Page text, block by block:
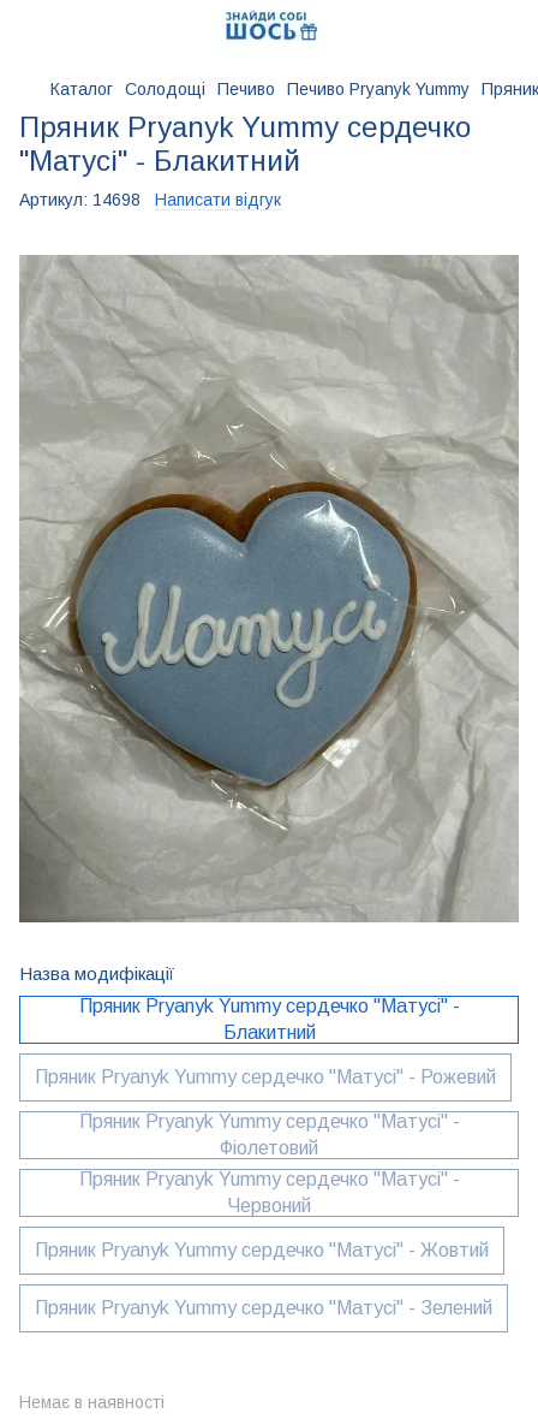
Каталог Солодощі Печиво Печиво Pryanyk Yummy
Пряник Pryanyk Yummy сердечко
"Матусі" - Блакитний
Артикул: 14698 Написати відгук
Назва модифікації
Пряник Pryanyk Yummy сердечко "Матусі" -
Блакитний
Пряник Pryanyk Yummy сердечко "Матусі" - Рожевий
Пряник Pryanyk Yummy сердечко "Матусі" -
Фіолетовий
Пряник Pryanyk Yummy сердечко "Матусі" -
Червоний
Пряник Pryanyk Yummy сердечко "Матусі" - Жовтий
Пряник Pryanyk Yummy сердечко "Матусі" - Зелений
Немає в наявності